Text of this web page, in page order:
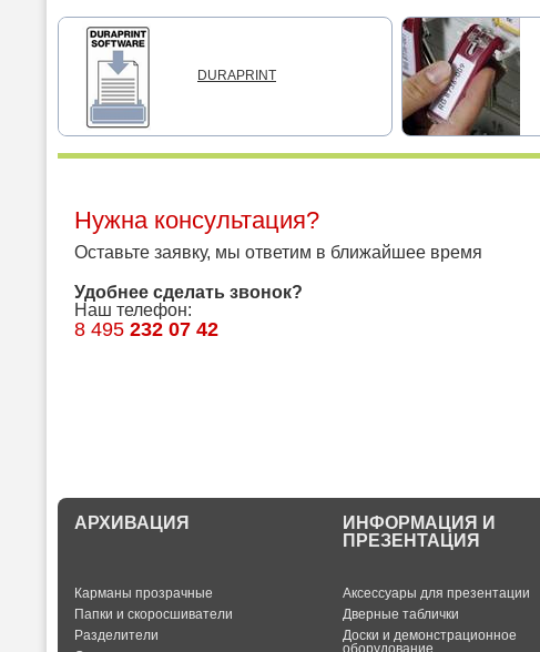
DURAPRINT
Нужна консультация?
Оставьте заявку, мы ответим в ближайшее время
Удобнее сделать звонок?
Наш телефон:
8 495 232 07 42
АРХИВАЦИЯ
Карманы прозрачные
Папки и скоросшиватели
Разделители
ИНФОРМАЦИЯ И
ПРЕЗЕНТАЦИЯ
Аксессуары для презентации
Дверные таблички
Доски и демонстрационное
оборудование